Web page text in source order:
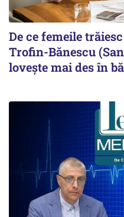
De ce femeile
Trofin-Bănescu
lovește mai des în